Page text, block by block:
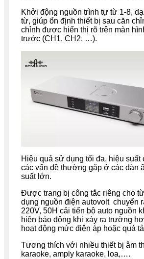
Khởi động nguồn trình tự từ 1-8,
từ, giúp ổn định thiết bị sau căn
chỉnh được hiển thị rõ trên màn
trước (CH1, CH2, …).
Hiệu quả sử dụng tối đa, hiệu suất
các vấn đề thường gặp ở các dàn
suất lớn.
Được trang bị công tắc riêng cho
dụng nguồn điện autovolt chuyển
220V, 50H cải tiến bộ auto nguồn
hiện báo động khi xảy ra trường
hoạt động mức điện áp hoặc quá
Tương thích với nhiều thiết bị âm
karaoke, amply karaoke, loa,….